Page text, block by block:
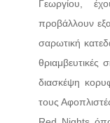
Γεωργίου,
προβάλλουν
σαρωτική
διασκέψη
τους